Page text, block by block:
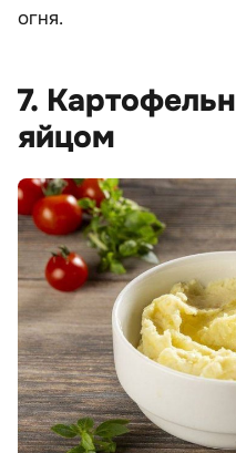
огня.
7.
яйцом